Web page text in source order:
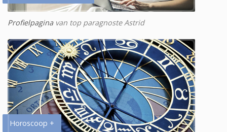
Profielpagina van top paragnoste Astrid
Horoscoop +